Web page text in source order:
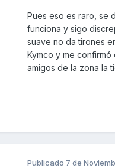
Pues eso es raro, se
funciona y sigo
suave no da tirones
Kymco y me
amigos de la zona la
Publicado 7 de